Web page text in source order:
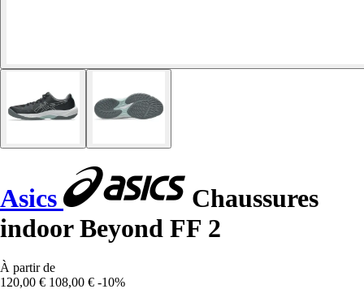
Asics
Chaussures
indoor Beyond FF 2
À partir de
120,00 € 108,00 € -10%